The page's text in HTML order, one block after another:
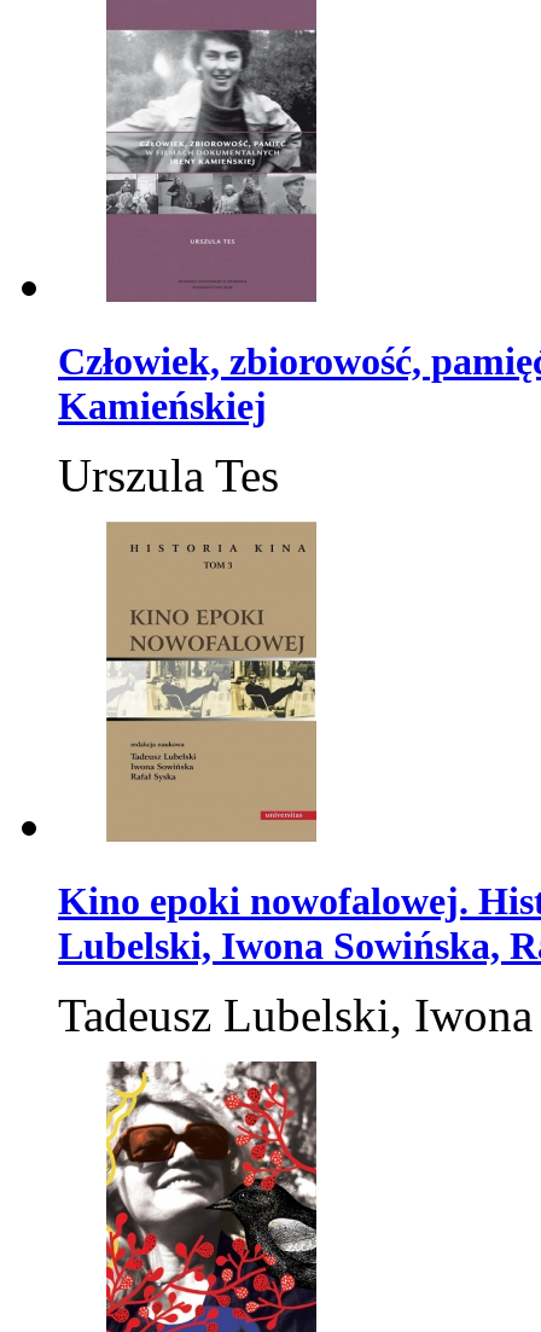
Człowiek, zbiorowość,
Kamieńskiej
Urszula Tes
Kino epoki nowofalowej.
Lubelski, Iwona Sowińska,
Tadeusz Lubelski,